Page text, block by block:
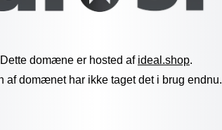
Dette domæne er hosted af ideal.shop.
af domænet har ikke taget det i brug endnu.